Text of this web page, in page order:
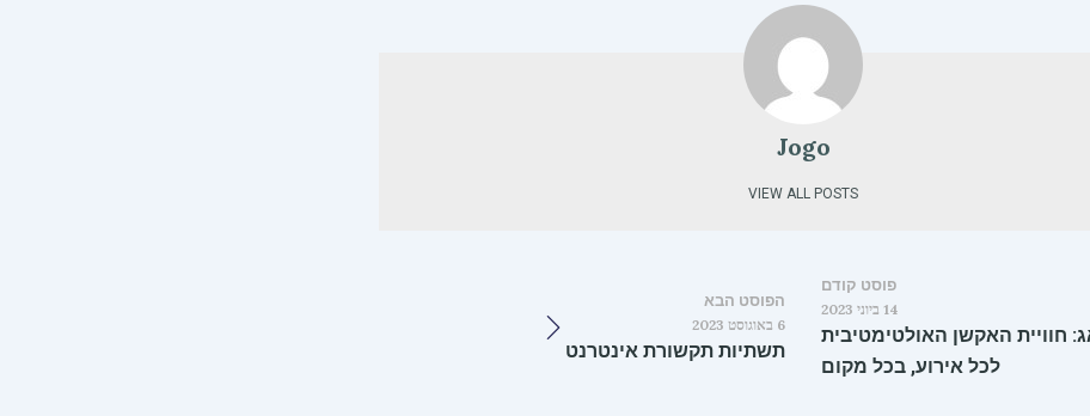
Jogo
VIEW ALL POSTS
פוסט קודם
14 ביוני 2023
חוויית האקשן האולטימטיבית
לכל אירוע, בכל מקום
הפוסט הבא
6 באוגוסט 2023
תשתיות תקשורת אינטרנט